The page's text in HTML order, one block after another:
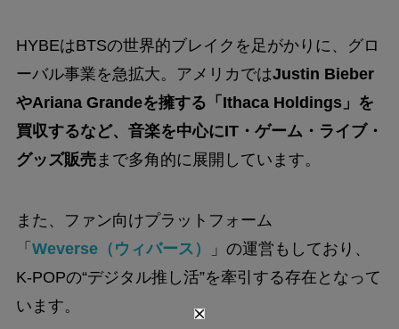
HYBEはBTSの世界的ブレイクを足がかりに、グロ
ーバル事業を急拡大。アメリカではJustin Bieber
やAriana Grandeを擁する「Ithaca Holdings」を
買収するなど、音楽を中心にIT・ゲーム・ライブ・
グッズ販売まで多角的に展開しています。
また、ファン向けプラットフォーム
「 Weverse（ウィバース）
」の運営もしており、
K-POPの“デジタル推し活”を牽引する存在となって
います。